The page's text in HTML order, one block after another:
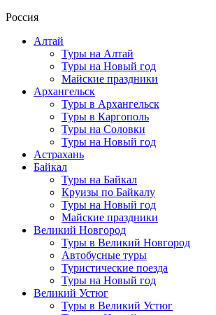
Россия
Алтай
Туры на Алтай
Туры на Новый год
Майские праздники
Архангельск
Туры в Архангельск
Туры в Каргополь
Туры на Соловки
Туры на Новый год
Астрахань
Байкал
Туры на Байкал
Круизы по Байкалу
Туры на Новый год
Майские праздники
Великий Новгород
Туры в Великий Новгород
Автобусные туры
Туристические поезда
Туры на Новый год
Великий Устюг
Туры в Великий Устюг